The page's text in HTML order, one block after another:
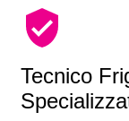
Tecnico